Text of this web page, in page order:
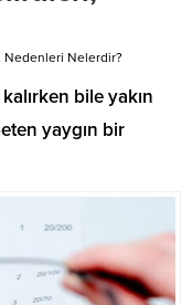
Nelerdir?
bile yakın
yaygın bir